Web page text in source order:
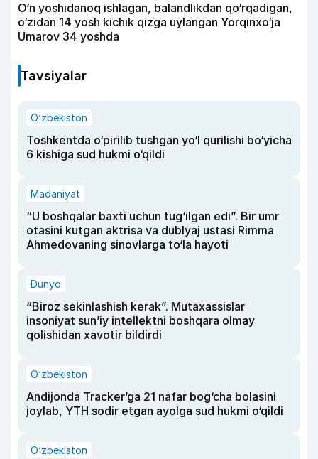
O‘n yoshidanoq ishlagan, balandlikdan qo‘rqadigan,
o‘zidan 14 yosh kichik qizga uylangan Yorqinxo‘ja
Umarov 34 yoshda
Tavsiyalar
O‘zbekiston
Toshkentda o‘pirilib tushgan yo‘l qurilishi bo‘yicha
6 kishiga sud hukmi o‘qildi
Madaniyat
“U boshqalar baxti uchun tug‘ilgan edi”. Bir umr
otasini kutgan aktrisa va dublyaj ustasi Rimma
Ahmedovaning sinovlarga to‘la hayoti
Dunyo
“Biroz sekinlashish kerak”. Mutaxassislar
insoniyat sun’iy intellektni boshqara olmay
qolishidan xavotir bildirdi
O‘zbekiston
Andijonda Tracker’ga 21 nafar bog‘cha bolasini
joylab, YTH sodir etgan ayolga sud hukmi o‘qildi
O‘zbekiston